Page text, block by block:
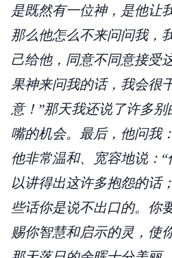
是既然有一位神，是他让
那么他怎么不来问问我，
己给他，同意不同意接受
果神来问我的话，我会很
意！”那天我还说了许多
嘴的机会。最后，他问我
他非常温和、宽容地说：
以讲得出这许多抱怨的话
些话你是说不出口的。你
赐你智慧和启示的灵，使